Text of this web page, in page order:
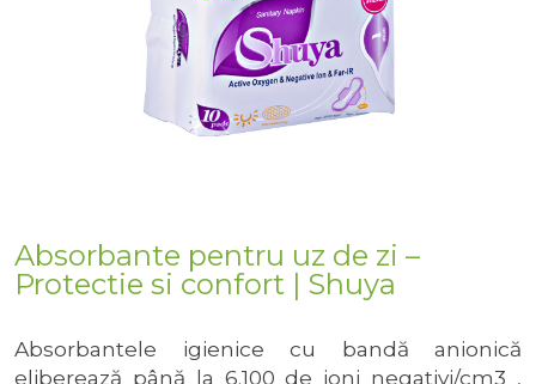
Absorbante pentru uz de zi –
Protectie si confort | Shuya
Absorbantele igienice cu bandă anionică
eliberează până la 6.100 de ioni negativi/cm3 ,